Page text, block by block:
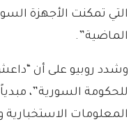
التي تمكنت الأجهزة
الماضية”.
وشدد روبيو على أن “داعش
للحكومة السورية”، مبدياً
المعلومات الاستخبارية